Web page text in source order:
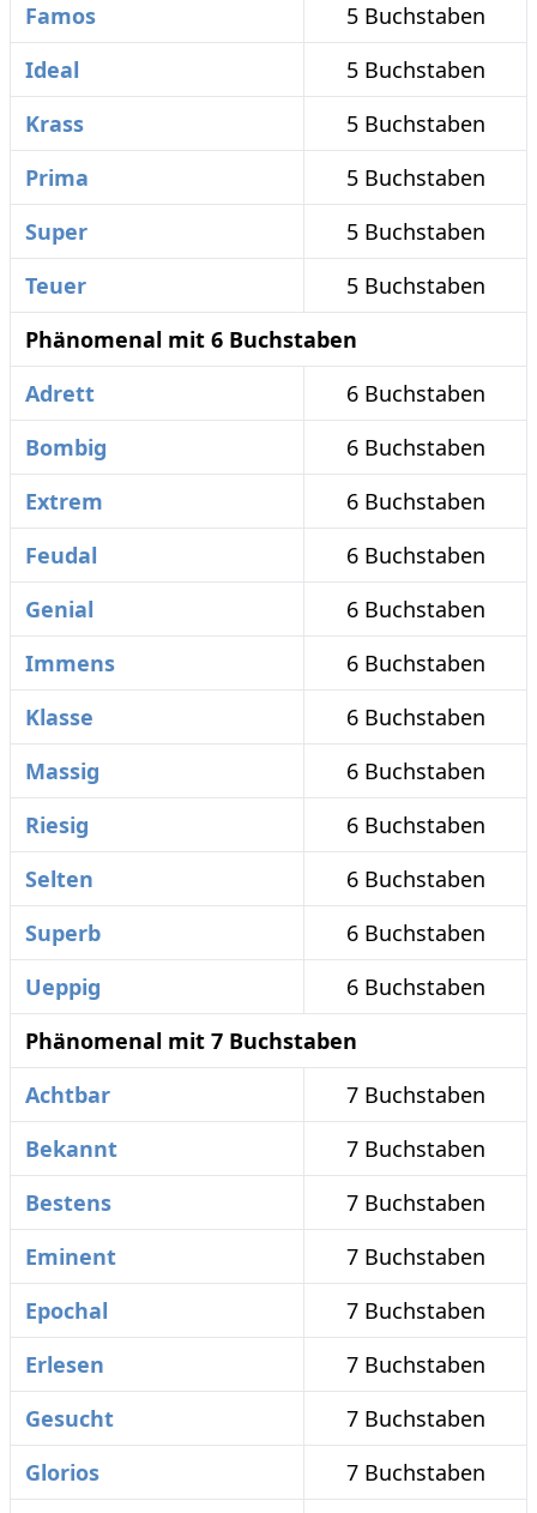
Famos
5 Buchstaben
Ideal
5 Buchstaben
Krass
5 Buchstaben
Prima
5 Buchstaben
Super
5 Buchstaben
Teuer
5 Buchstaben
Phänomenal mit 6 Buchstaben
Adrett
6 Buchstaben
Bombig
6 Buchstaben
Extrem
6 Buchstaben
Feudal
6 Buchstaben
Genial
6 Buchstaben
Immens
6 Buchstaben
Klasse
6 Buchstaben
Massig
6 Buchstaben
Riesig
6 Buchstaben
Selten
6 Buchstaben
Superb
6 Buchstaben
Ueppig
6 Buchstaben
Phänomenal mit 7 Buchstaben
Achtbar
7 Buchstaben
Bekannt
7 Buchstaben
Bestens
7 Buchstaben
Eminent
7 Buchstaben
Epochal
7 Buchstaben
Erlesen
7 Buchstaben
Gesucht
7 Buchstaben
Glorios
7 Buchstaben